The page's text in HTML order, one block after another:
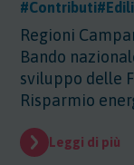
#Contributi
Regioni
Bando
sviluppo delle
Risparmio
Leggi di più